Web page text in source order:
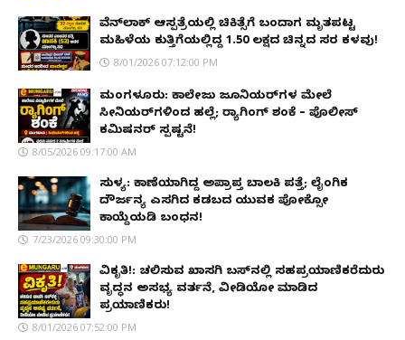
ವೆನ್‌ಲಾಕ್ ಆಸ್ಪತ್ರೆಯಲ್ಲಿ ಚಿಕಿತ್ಸೆಗೆ ಬಂದಾಗ ಮೃತಪಟ್ಟ
ಮಹಿಳೆಯ ಕುತ್ತಿಗೆಯಲ್ಲಿದ್ದ ₹1.50 ಲಕ್ಷದ ಚಿನ್ನದ ಸರ ಕಳವು!
8/01/2026 07:12:00 PM
ಮಂಗಳೂರು: ಕಾಲೇಜು ಜೂನಿಯರ್‌ಗಳ ಮೇಲೆ
ಸೀನಿಯರ್‌ಗಳಿಂದ ಹಲ್ಲೆ; ರ‌್ಯಾಗಿಂಗ್ ಶಂಕೆ – ಪೊಲೀಸ್
ಕಮಿಷನರ್ ಸ್ಪಷ್ಟನೆ!
8/05/2026 09:17:00 AM
ಸುಳ್ಯ: ಕಾಣೆಯಾಗಿದ್ದ ಅಪ್ರಾಪ್ತ ಬಾಲಕಿ ಪತ್ತೆ; ಲೈಂಗಿಕ
ದೌರ್ಜನ್ಯ ಎಸಗಿದ ಕಡಬದ ಯುವಕ ಪೋಕ್ಸೋ
ಕಾಯ್ದೆಯಡಿ ಬಂಧನ!
7/23/2026 09:30:00 PM
ವಿಕೃತಿ!: ಚಲಿಸುವ ಖಾಸಗಿ ಬಸ್‌ನಲ್ಲಿ ಸಹಪ್ರಯಾಣಿಕರೆದುರು
ವೃದ್ಧನ ಅಸಭ್ಯ ವರ್ತನೆ, ವೀಡಿಯೋ ಮಾಡಿದ
ಪ್ರಯಾಣಿಕರು!
8/01/2026 07:52:00 PM